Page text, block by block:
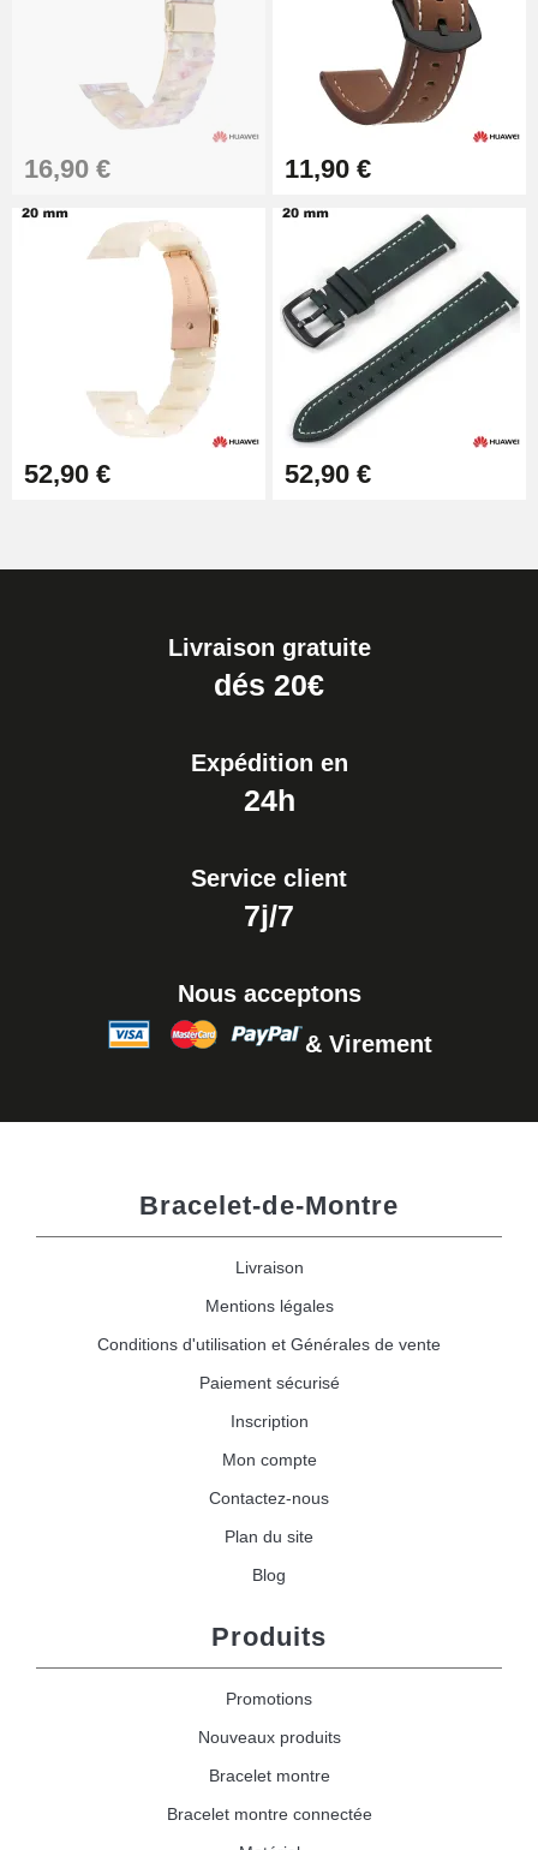
Extracteur de Bracelet de
Montre Facile
17,90 €
16,90 € 11,90 €
52,90 € 52,90 €
Livraison gratuite
dés 20€
Expédition en
24h
Service client
7j/7
Nous acceptons
& Virement
Bracelet-de-Montre
Livraison
Mentions légales
Conditions d'utilisation et Générales de vente
Paiement sécurisé
Inscription
Mon compte
Contactez-nous
Plan du site
Blog
Produits
Promotions
Nouveaux produits
Bracelet montre
Bracelet montre connectée